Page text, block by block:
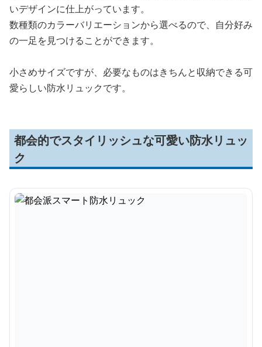
いデザインに仕上がっています。
数種類のカラーバリエーションから選べるので、自分好み
の一足を見つけることができます。
小さめサイズですが、必要なものはきちんと収納できる可
愛らしい防水リュックです。
都会的でスタイリッシュな可愛い防水リュッ
ク